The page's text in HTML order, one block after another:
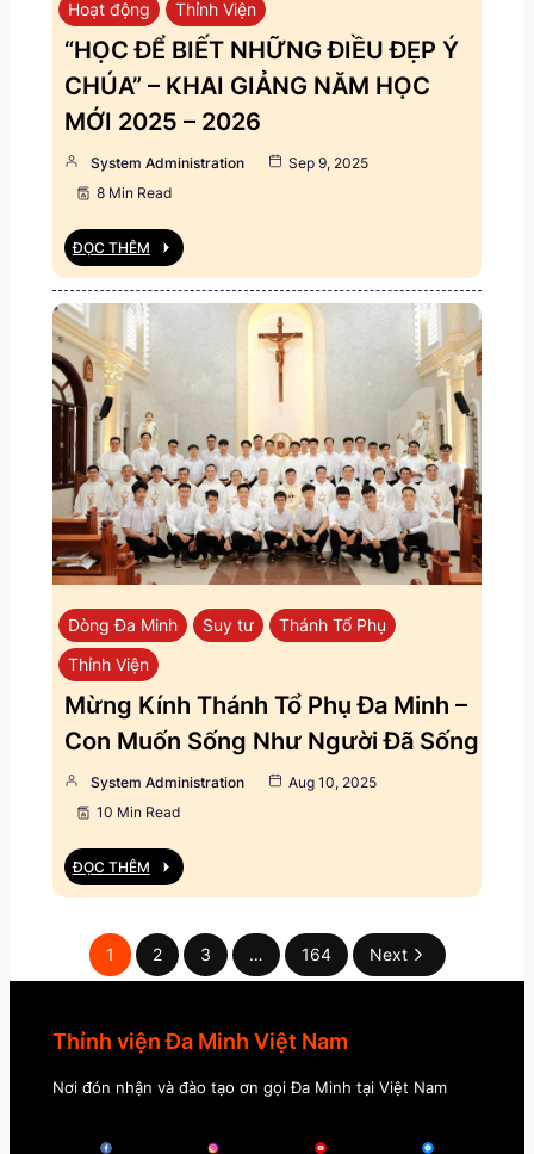
Hoạt động Thỉnh Viện
“HỌC ĐỂ BIẾT NHỮNG ĐIỀU ĐẸP Ý
CHÚA” – KHAI GIẢNG NĂM HỌC
MỚI 2025 – 2026
System Administration
Sep 9, 2025
8 Min Read
ĐỌC THÊM
Dòng Đa Minh Suy tư
Thánh Tổ Phụ
Thỉnh Viện
Mừng Kính Thánh Tổ Phụ Đa Minh –
Con Muốn Sống Như Người Đã Sống
System Administration
Aug 10, 2025
10 Min Read
ĐỌC THÊM
1 2 3 … 164 Next
Thỉnh viện Đa Minh Việt Nam
Nơi đón nhận và đào tạo ơn gọi Đa Minh tại Việt Nam